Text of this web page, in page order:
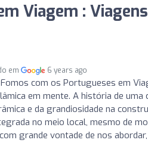
Viagem :
em 6 years ago
Fomos com os Portugueses em
em mente. A história de
e da grandiosidade na
no meio local, mesmo de
grande vontade de nos